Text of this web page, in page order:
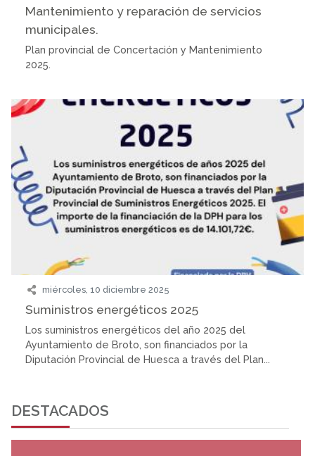
Mantenimiento y reparación de servicios
municipales.
Plan provincial de Concertación y Mantenimiento
2025.
miércoles, 10 diciembre 2025
Suministros energéticos 2025
Los suministros energéticos del año 2025 del
Ayuntamiento de Broto, son financiados por la
Diputación Provincial de Huesca a través del Plan...
DESTACADOS